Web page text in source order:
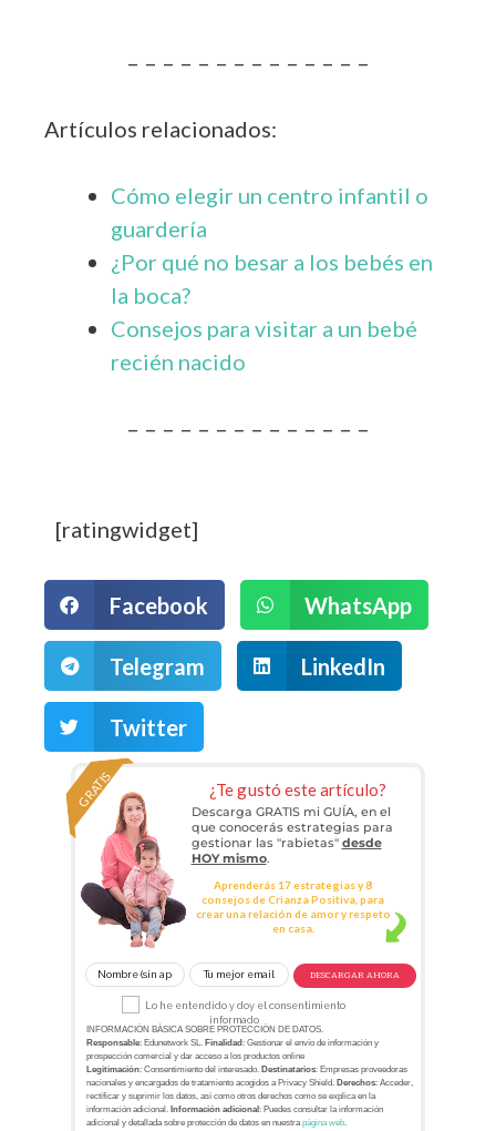
– – – – – – – – – – – – – –
Artículos relacionados:
Cómo elegir un centro infantil o
guardería
¿Por qué no besar a los bebés en
la boca?
Consejos para visitar a un bebé
recién nacido
– – – – – – – – – – – – – –
[ratingwidget]
Facebook WhatsApp
Telegram LinkedIn
Twitter
¿Te gustó este artículo?
GRATIS
Descarga GRATIS mi GUÍA, en el
que conocerás estrategias para
gestionar las "rabietas" desde
HOY mismo.
Aprenderás 17 estrategias y 8
consejos de Crianza Positiva, para
crear una relación de amor y respeto
en casa.
INFORMACIÓN BÁSICA SOBRE PROTECCIÓN DE DATOS.
Responsable: Edunetwork SL. Finalidad : Gestionar el envío de información y
prospección comercial y dar acceso a los productos online
Legitimación: Consentimiento del interesado. Destinatarios: Empresas proveedoras
nacionales y encargados de tratamiento acogidos a Privacy Shield. Derechos: Acceder,
rectificar y suprimir los datos, así como otros derechos como se explica en la
información adicional. Información adicional: Puedes consultar la información
adicional y detallada sobre protección de datos en nuestrapágina web.
Lo he entendido y doy el consentimiento
informado
DESCARGAR AHORA